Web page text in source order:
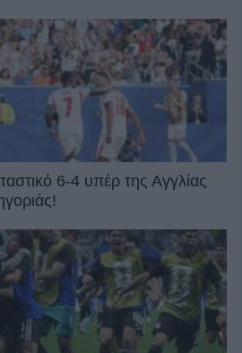
6-4 υπέρ της Αγγλίας